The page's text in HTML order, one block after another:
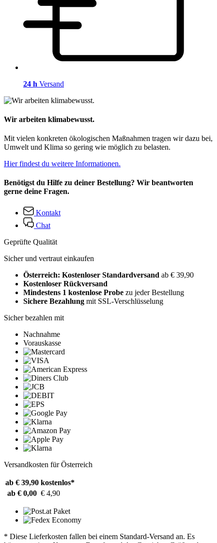
24 h Versand
Wir arbeiten klimabewusst.
Mit vielen konkreten ökologischen Maßnahmen tragen wir dazu bei,
Umwelt und Klima so gering wie möglich zu belasten.
Hier findest du weitere Informationen.
Benötigst du Hilfe zu deiner Bestellung? Wir beantworten
gerne deine Fragen.
Kontakt
Chat
Geprüfte Qualität
Sicher und vertraut einkaufen
Österreich: Kostenloser Standardversand ab € 39,90
Kostenloser Rückversand
Mindestens 1 kostenlose Probe zu jeder Bestellung
Sichere Bezahlung mit SSL-Verschlüsselung
Sicher bezahlen mit
Nachnahme
Vorauskasse
Versandkosten für Österreich
ab € 39,90 kostenlos*
ab € 0,00 € 4,90
* Diese Lieferkosten fallen bei einem Standard-Versand an. Es